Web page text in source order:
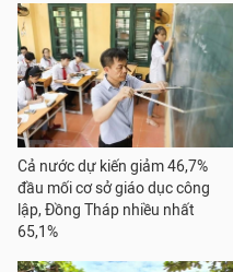
Cả nước dự kiến giảm 46,7%
đầu mối cơ sở giáo dục công
lập, Đồng Tháp nhiều nhất
65,1%